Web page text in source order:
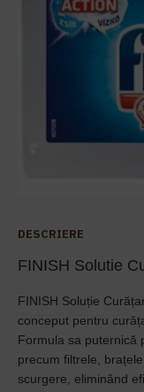
DESCRIERE
FINISH Solutie
FINISH Soluție
conceput pentru
Formula sa puternică
precum filtrele,
scurgere, eliminând